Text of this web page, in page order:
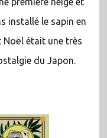
installé le sapin en
Noël était une très
du Japon.